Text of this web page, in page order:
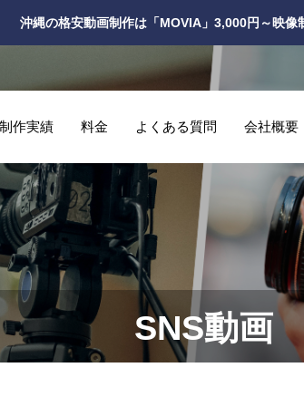
沖縄の格安動画制作は「MOVIA」3,000円～映像
制作実績 料金 よくある質問 会社概要
SNS動画